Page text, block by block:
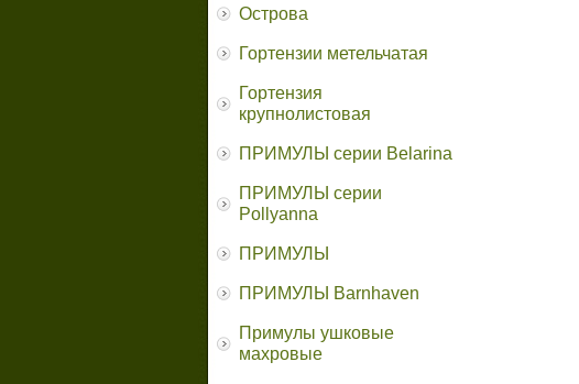
Острова
Гортензии метельчатая
Гортензия
крупнолистовая
ПРИМУЛЫ серии Belarina
ПРИМУЛЫ серии
Pollyanna
ПРИМУЛЫ
ПРИМУЛЫ Barnhaven
Примулы ушковые
махровые